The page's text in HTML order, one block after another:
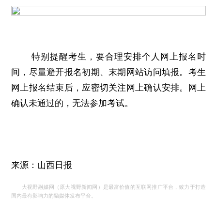
特别提醒考生，要合理安排个人网上报名时
间，尽量避开报名初期、末期网站访问填报。考生
网上报名结束后，应密切关注网上确认安排。网上
确认未通过的，无法参加考试。
来源：山西日报
大视野融媒网（原大视野新闻网）是最富价值的互联网推广平台，致力于打造
国内最有影响力的融媒体发布平台。